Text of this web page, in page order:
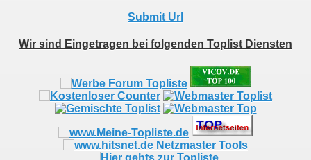
Submit Url
Wir sind Eingetragen bei folgenden Toplist Diensten